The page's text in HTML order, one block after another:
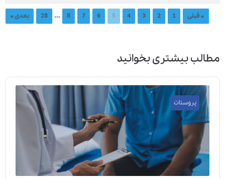
« قبلی 1
2
3
4
5
6
7
8
...
28 بعدی »
مطالب بیشتری بخوانید
پروستات